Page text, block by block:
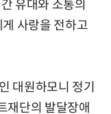
유대와 소통의
사랑을 전하고
대원하모니 정기
재단의 발달장애